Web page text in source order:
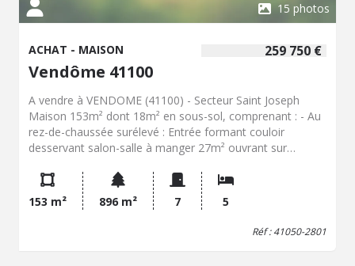
15 photos
259 750 €
ACHAT - MAISON
Vendôme 41100
A vendre à VENDOME (41100) - Secteur Saint Joseph
Maison 153m² dont 18m² en sous-sol, comprenant : - Au
rez-de-chaussée surélevé : Entrée formant couloir
desservant salon-salle à manger 27m² ouvrant sur
service sur le jardin, deux chambres dont une de 14m²,
salle d'eau avec douche à l'italienne, et wc avec lave-
mains. - A l'étage : Palier desservant trois chambres dont
une avec salle de bains et wc privatifs, et une autre avec
153 m² 896 m² 7 5
Réf : 41050-2801